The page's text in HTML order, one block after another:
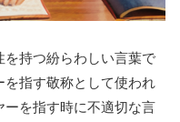
を持つ紛らわしい言葉で
指す敬称として使われ
ーを指す時に不適切な言